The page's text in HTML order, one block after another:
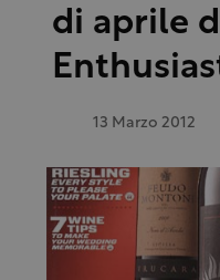
di aprile
13 Marzo 2012